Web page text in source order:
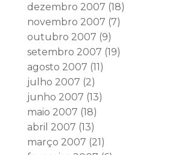
dezembro 2007 (18)
novembro 2007 (7)
outubro 2007 (9)
setembro 2007 (19)
agosto 2007 (11)
julho 2007 (2)
junho 2007 (13)
maio 2007 (18)
abril 2007 (13)
março 2007 (21)